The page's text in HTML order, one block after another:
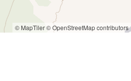
© MapTiler© OpenStreetMap contributors